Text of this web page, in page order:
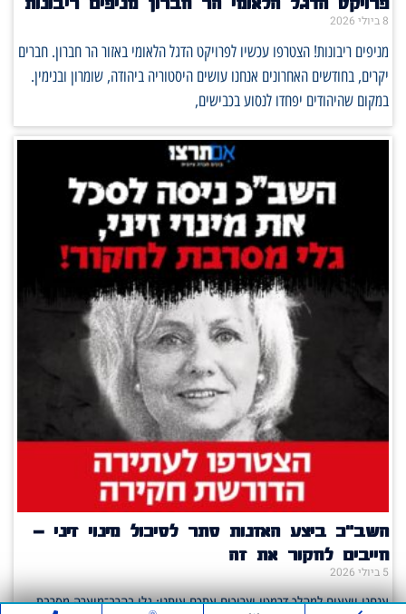
8 ביולי 2026
מניפים ריבונות! הצטרפו עכשיו לפרויקט הדגל הלאומי באזור הר חברון. חברים
יקרים, בחודשים האחרונים אנחנו עושים היסטוריה ביהודה, שומרון ובנימין.
במקום שהיהודים יפחדו לנסוע בכבישים,
השב"כ ביצע האזנות סתר לסיכול מינוי זיני –
חייבים לחקור את זה
5 ביולי 2026
אנחנו יוצאים למהלך דרמטי וצריכים אתכם איתנו: גלי בהרב־מיארה מסרבת